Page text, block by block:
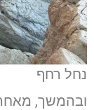
נחל רחף
ובהמשך, מאחר